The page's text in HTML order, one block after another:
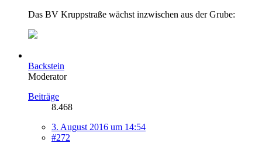
Das BV Kruppstraße wächst inzwischen aus der Grube:
Backstein
Moderator
Beiträge
8.468
3. August 2016 um 14:54
#272